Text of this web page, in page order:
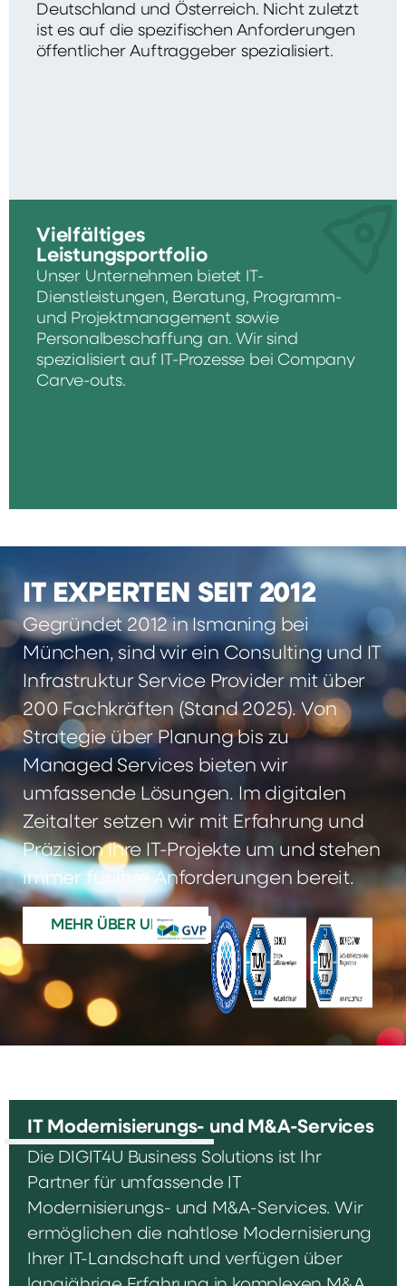
Deutschland und Österreich. Nicht zuletzt
ist es auf die spezifischen Anforderungen
öffentlicher Auftraggeber spezialisiert.
Vielfältiges
Leistungsportfolio
Unser Unternehmen bietet IT-
Dienstleistungen, Beratung, Programm-
und Projektmanagement sowie
Personalbeschaffung an. Wir sind
spezialisiert auf IT-Prozesse bei Company
Carve-outs.
IT EXPERTEN SEIT 2012
Gegründet 2012 in Ismaning bei
München, sind wir ein Consulting und IT
Infrastruktur Service Provider mit über
200 Fachkräften (Stand 2025). Von
Strategie über Planung bis zu
Managed Services bieten wir
umfassende Lösungen. Im digitalen
Zeitalter setzen wir mit Erfahrung und
Präzision Ihre IT-Projekte um und stehen
immer für Ihre Anforderungen bereit.
MEHR ÜBER UNS
IT Modernisierungs- und M&A-Services
Die DIGIT4U Business Solutions ist Ihr
Partner für umfassende IT
Modernisierungs- und M&A-Services. Wir
ermöglichen die nahtlose Modernisierung
Ihrer IT-Landschaft und verfügen über